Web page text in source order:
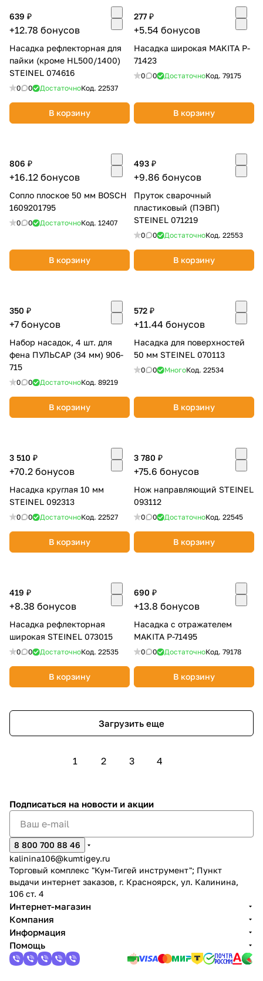
639 ₽
+12.78 бонусов
Насадка рефлекторная для
пайки (кроме HL500/1400)
STEINEL 074616
0 0 ДостаточноКод. 22537
В корзину
277 ₽
+5.54 бонусов
Насадка широкая MAKITA P-
71423
0 0 ДостаточноКод. 79175
В корзину
806 ₽
+16.12 бонусов
Сопло плоское 50 мм BOSCH
1609201795
0 0 ДостаточноКод. 12407
В корзину
493 ₽
+9.86 бонусов
Пруток сварочный
пластиковый (ПЭВП)
STEINEL 071219
0 0 ДостаточноКод. 22553
В корзину
350 ₽
+7 бонусов
Набор насадок, 4 шт. для
фена ПУЛЬСАР (34 мм) 906-
715
0 0 ДостаточноКод. 89219
В корзину
572 ₽
+11.44 бонусов
Насадка для поверхностей
50 мм STEINEL 070113
0 0 МногоКод. 22534
В корзину
3 510 ₽
+70.2 бонусов
Насадка круглая 10 мм
STEINEL 092313
0 0 ДостаточноКод. 22527
В корзину
3 780 ₽
+75.6 бонусов
Нож направляющий STEINEL
093112
0 0 ДостаточноКод. 22545
В корзину
419 ₽
+8.38 бонусов
Насадка рефлекторная
широкая STEINEL 073015
0 0 ДостаточноКод. 22535
В корзину
690 ₽
+13.8 бонусов
Насадка с отражателем
MAKITA P-71495
0 0 ДостаточноКод. 79178
В корзину
Загрузить еще
1 2 3 4
Подписаться на новости и акции
8 800 700 88 46
kalinina106@kumtigey.ru
Торговый комплекс "Кум-Тигей инструмент"; Пункт
выдачи интернет заказов, г. Красноярск, ул. Калинина,
106 ст. 4
Интернет-магазин
Компания
Информация
Помощь